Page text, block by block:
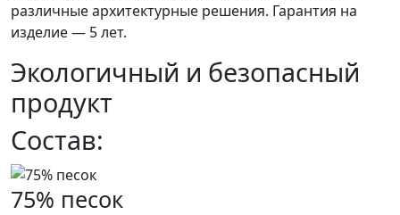
различные архитектурные решения. Гарантия на
изделие — 5 лет.
Экологичный и безопасный
продукт
Состав:
75% песок